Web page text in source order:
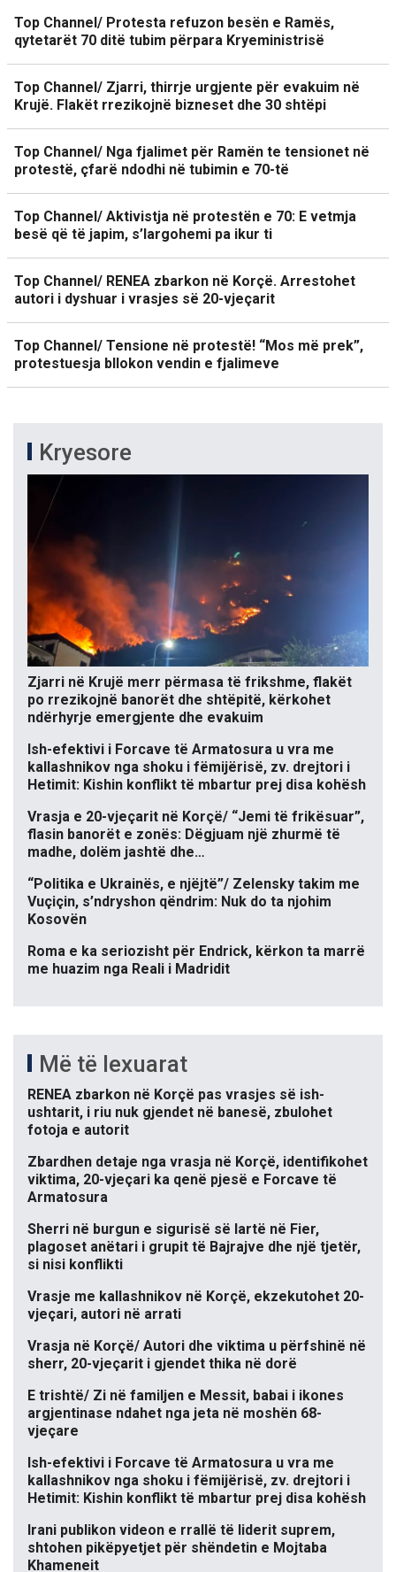
Top Channel/ Protesta refuzon besën e Ramës,
qytetarët 70 ditë tubim përpara Kryeministrisë
Top Channel/ Zjarri, thirrje urgjente për evakuim në
Krujë. Flakët rrezikojnë bizneset dhe 30 shtëpi
Top Channel/ Nga fjalimet për Ramën te tensionet në
protestë, çfarë ndodhi në tubimin e 70-të
Top Channel/ Aktivistja në protestën e 70: E vetmja
besë që të japim, s’largohemi pa ikur ti
Top Channel/ RENEA zbarkon në Korçë. Arrestohet
autori i dyshuar i vrasjes së 20-vjeçarit
Top Channel/ Tensione në protestë! “Mos më prek”,
protestuesja bllokon vendin e fjalimeve
Kryesore
Zjarri në Krujë merr përmasa të frikshme, flakët
po rrezikojnë banorët dhe shtëpitë, kërkohet
ndërhyrje emergjente dhe evakuim
Ish-efektivi i Forcave të Armatosura u vra me
kallashnikov nga shoku i fëmijërisë, zv. drejtori i
Hetimit: Kishin konflikt të mbartur prej disa kohësh
Vrasja e 20-vjeçarit në Korçë/ “Jemi të frikësuar”,
flasin banorët e zonës: Dëgjuam një zhurmë të
madhe, dolëm jashtë dhe…
“Politika e Ukrainës, e njëjtë”/ Zelensky takim me
Vuçiçin, s’ndryshon qëndrim: Nuk do ta njohim
Kosovën
Roma e ka seriozisht për Endrick, kërkon ta marrë
me huazim nga Reali i Madridit
Më të lexuarat
RENEA zbarkon në Korçë pas vrasjes së ish-
ushtarit, i riu nuk gjendet në banesë, zbulohet
fotoja e autorit
Zbardhen detaje nga vrasja në Korçë, identifikohet
viktima, 20-vjeçari ka qenë pjesë e Forcave të
Armatosura
Sherri në burgun e sigurisë së lartë në Fier,
plagoset anëtari i grupit të Bajrajve dhe një tjetër,
si nisi konflikti
Vrasje me kallashnikov në Korçë, ekzekutohet 20-
vjeçari, autori në arrati
Vrasja në Korçë/ Autori dhe viktima u përfshinë në
sherr, 20-vjeçarit i gjendet thika në dorë
E trishtë/ Zi në familjen e Messit, babai i ikones
argjentinase ndahet nga jeta në moshën 68-
vjeçare
Ish-efektivi i Forcave të Armatosura u vra me
kallashnikov nga shoku i fëmijërisë, zv. drejtori i
Hetimit: Kishin konflikt të mbartur prej disa kohësh
Irani publikon videon e rrallë të liderit suprem,
shtohen pikëpyetjet për shëndetin e Mojtaba
Khameneit